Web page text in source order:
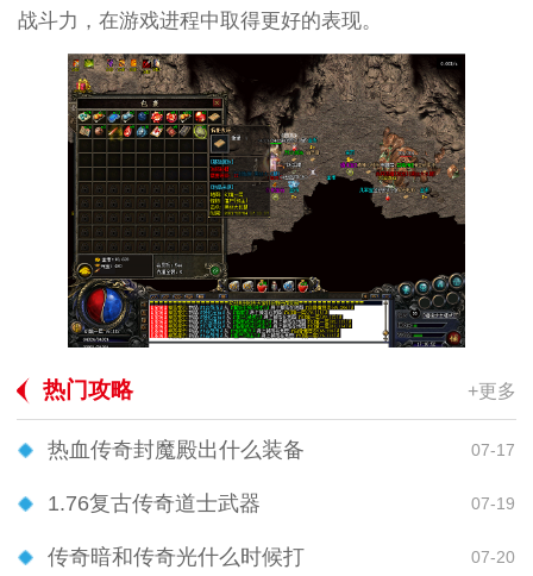
战斗力，在游戏进程中取得更好的表现。
热门攻略 +更多
热血传奇封魔殿出什么装备 07-17
1.76复古传奇道士武器 07-19
传奇暗和传奇光什么时候打 07-20